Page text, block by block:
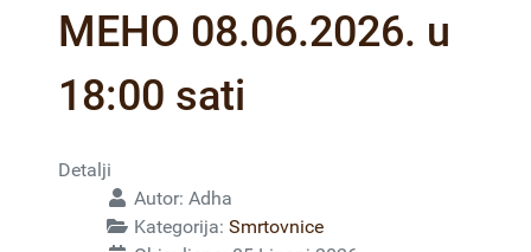
MEHO 08.06.2026. u
18:00 sati
Detalji
Autor: Adha
Kategorija: Smrtovnice